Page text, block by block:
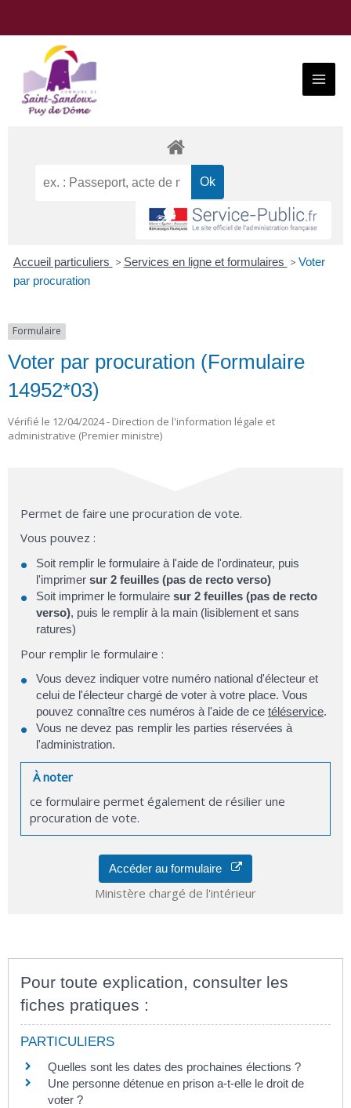
Menu
Accueil particuliers > Services en ligne et formulaires > Voter
par procuration
Formulaire
Voter par procuration (Formulaire
14952*03)
Vérifié le 12/04/2024 - Direction de l'information légale et
administrative (Premier ministre)
Permet de faire une procuration de vote.
Vous pouvez :
Soit remplir le formulaire à l'aide de l'ordinateur, puis
l'imprimer sur 2 feuilles (pas de recto verso)
Soit imprimer le formulaire sur 2 feuilles (pas de recto
verso), puis le remplir à la main (lisiblement et sans
ratures)
Pour remplir le formulaire :
Vous devez indiquer votre numéro national d'électeur et
celui de l'électeur chargé de voter à votre place. Vous
pouvez connaître ces numéros à l'aide de ce téléservice.
Vous ne devez pas remplir les parties réservées à
l'administration.
À noter
ce formulaire permet également de résilier une
procuration de vote.
Accéder au formulaire
Ministère chargé de l'intérieur
Pour toute explication, consulter les
fiches pratiques :
PARTICULIERS
Quelles sont les dates des prochaines élections ?
Une personne détenue en prison a-t-elle le droit de
voter ?